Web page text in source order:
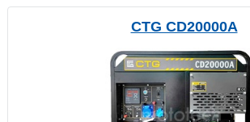
CTG CD20000A